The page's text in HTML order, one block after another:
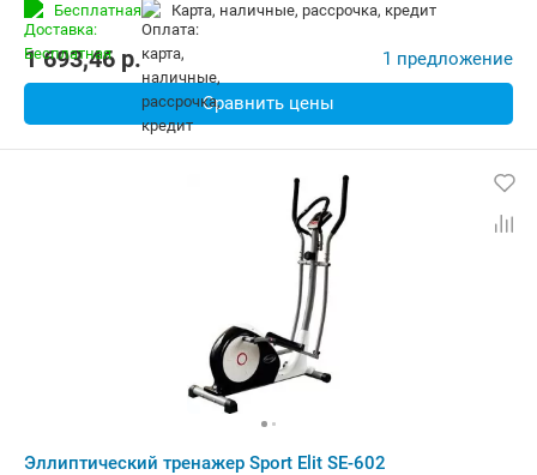
Бесплатная карта, наличные, рассрочка, кредит
1 693,46 p. 1 предложение
Сравнить цены
Эллиптический тренажер Sport Elit SE-602